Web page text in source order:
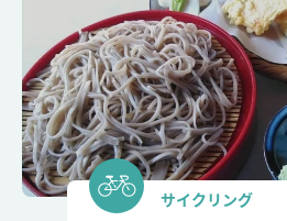
サイクリング